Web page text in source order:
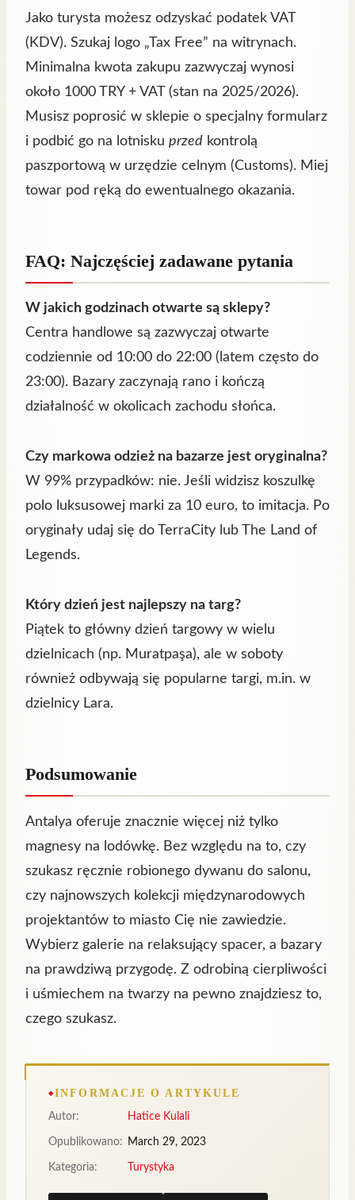
Jako turysta możesz odzyskać podatek VAT
(KDV). Szukaj logo „Tax Free” na witrynach.
Minimalna kwota zakupu zazwyczaj wynosi
około 1000 TRY + VAT (stan na 2025/2026).
Musisz poprosić w sklepie o specjalny formularz
i podbić go na lotnisku przed kontrolą
paszportową w urzędzie celnym (Customs). Miej
towar pod ręką do ewentualnego okazania.
FAQ: Najczęściej zadawane pytania
W jakich godzinach otwarte są sklepy?
Centra handlowe są zazwyczaj otwarte
codziennie od 10:00 do 22:00 (latem często do
23:00). Bazary zaczynają rano i kończą
działalność w okolicach zachodu słońca.
Czy markowa odzież na bazarze jest oryginalna?
W 99% przypadków: nie. Jeśli widzisz koszulkę
polo luksusowej marki za 10 euro, to imitacja. Po
oryginały udaj się do TerraCity lub The Land of
Legends.
Który dzień jest najlepszy na targ?
Piątek to główny dzień targowy w wielu
dzielnicach (np. Muratpaşa), ale w soboty
również odbywają się popularne targi, m.in. w
dzielnicy Lara.
Podsumowanie
Antalya oferuje znacznie więcej niż tylko
magnesy na lodówkę. Bez względu na to, czy
szukasz ręcznie robionego dywanu do salonu,
czy najnowszych kolekcji międzynarodowych
projektantów to miasto Cię nie zawiedzie.
Wybierz galerie na relaksujący spacer, a bazary
na prawdziwą przygodę. Z odrobiną cierpliwości
i uśmiechem na twarzy na pewno znajdziesz to,
czego szukasz.
INFORMACJE O ARTYKULE
Autor: Hatice Kulali
Opublikowano: March 29, 2023
Kategoria: Turystyka